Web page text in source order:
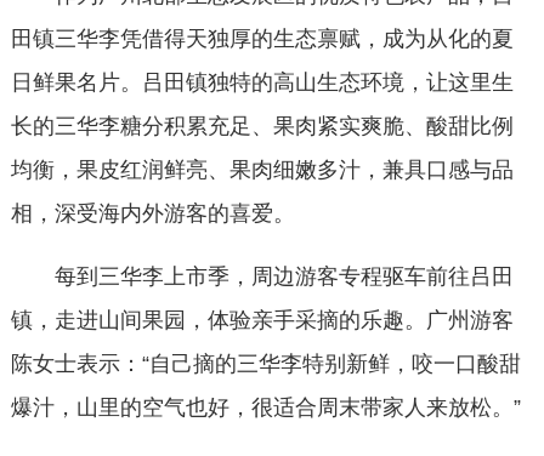
田镇三华李凭借得天独厚的生态禀赋，成为从化的夏
日鲜果名片。吕田镇独特的高山生态环境，让这里生
长的三华李糖分积累充足、果肉紧实爽脆、酸甜比例
均衡，果皮红润鲜亮、果肉细嫩多汁，兼具口感与品
相，深受海内外游客的喜爱。
每到三华李上市季，周边游客专程驱车前往吕田
镇，走进山间果园，体验亲手采摘的乐趣。广州游客
陈女士表示：“自己摘的三华李特别新鲜，咬一口酸甜
爆汁，山里的空气也好，很适合周末带家人来放松。”